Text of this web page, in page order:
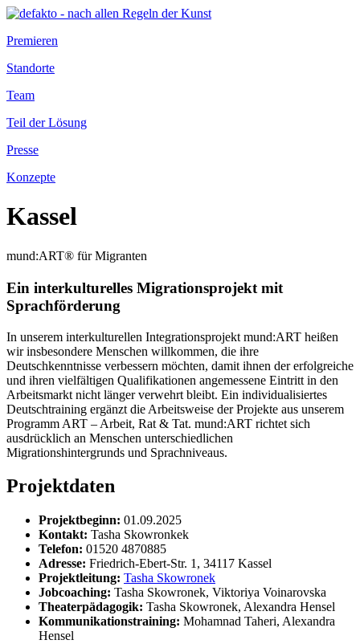
Premieren
Standorte
Team
Teil der Lösung
Presse
Konzepte
Kassel
mund:ART® für Migranten
Ein interkulturelles Migrationsprojekt mit
Sprachförderung
In unserem interkulturellen Integrationsprojekt mund:ART heißen
wir insbesondere Menschen willkommen, die ihre
Deutschkenntnisse verbessern möchten, damit ihnen der erfolgreiche
und ihren vielfältigen Qualifikationen angemessene Eintritt in den
Arbeitsmarkt nicht länger verwehrt bleibt. Ein individualisiertes
Deutschtraining ergänzt die Arbeitsweise der Projekte aus unserem
Programm ART – Arbeit, Rat & Tat. mund:ART richtet sich
ausdrücklich an Menschen unterschiedlichen
Migrationshintergrunds und Sprachniveaus.
Projektdaten
Projektbeginn: 01.09.2025
Kontakt: Tasha Skowronkek
Telefon: 01520 4870885
Adresse: Friedrich-Ebert-Str. 1, 34117 Kassel
Projektleitung: Tasha Skowronek
Jobcoaching: Tasha Skowronek, Viktoriya Voinarovska
Theaterpädagogik: Tasha Skowronek, Alexandra Hensel
Kommunikationstraining: Mohamnad Taheri, Alexandra
Hensel